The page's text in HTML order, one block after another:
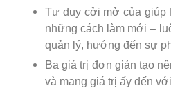
Tư duy cởi mở của giúp
những cách làm mới –
quản lý, hướng đến sự
Ba giá trị đơn giản tạo
và mang giá trị ấy đến